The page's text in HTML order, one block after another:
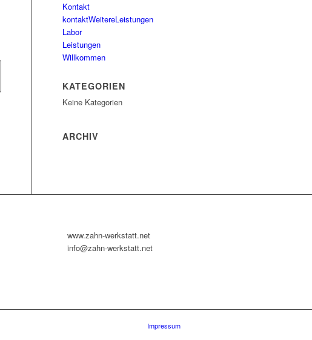
Kontakt
kontaktWeitereLeistungen
Labor
Leistungen
Willkommen
KATEGORIEN
Keine Kategorien
ARCHIV
www.zahn-werkstatt.net
info@zahn-werkstatt.net
Impressum